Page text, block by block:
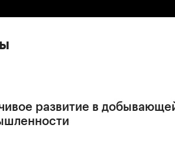
развитие в